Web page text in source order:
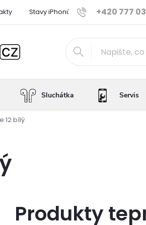
+420 777
Stavy iPhonů Ověřené iPhony
Sluchátka Servis
12 bílý
Produkty